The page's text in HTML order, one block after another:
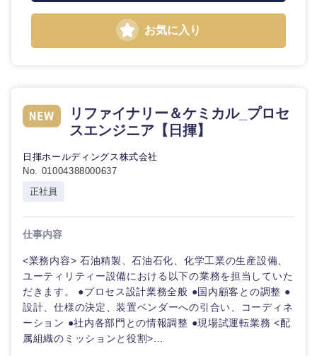
お気に入り
リファイナリー＆ケミカル_プロセ
スエンジニア【日揮】
日揮ホールディングス株式会社
No. 01004388000637
正社員
仕事内容
<業務内容> 石油精製、石油石化、化学工業の生産設備、
ユーティリティー設備における以下の業務を担当していた
だきます。 ●プロセス設計業務全般 ●国内顧客との調整 ●
設計、仕様の決定、装置ベンダーへの引合い、コーディネ
ーション ●社内各部門との情報調整 ●現場試運転業務 <配
属組織のミッションと役割>...